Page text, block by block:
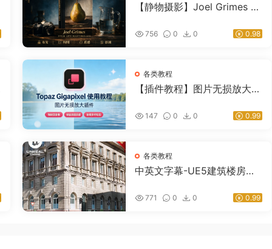
【静物摄影】Joel Grimes 精
教程-精翻中英字幕
756 0 0 0.98
各类教程
【插件教程】图片无损放大插
文字幕使用视频教程
147 0 0 0.99
各类教程
中英文字幕-UE5建筑楼房建
Engine 5 Complete Archite
771 0 0 0.99